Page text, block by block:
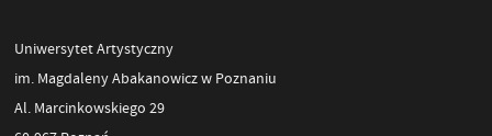
Uniwersytet Artystyczny
im. Magdaleny Abakanowicz w Poznaniu
Al. Marcinkowskiego 29